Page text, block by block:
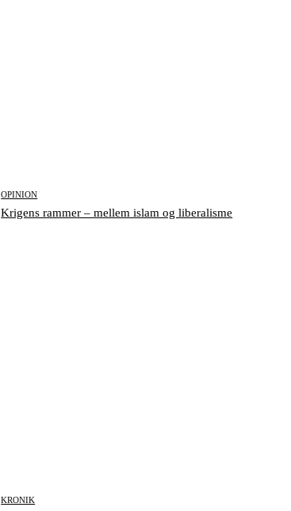
OPINION
Krigens rammer – mellem islam og liberalisme
KRONIK